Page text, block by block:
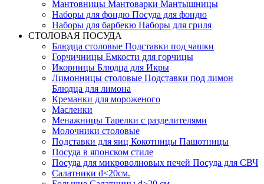
Мантовницы Мантоварки Мантышницы
Наборы для фондю Посуда для фондю
Наборы для барбекю Наборы для гриля
СТОЛОВАЯ ПОСУДА
Блюдца столовые Подставки под чашки
Горчичницы Емкости для горчицы
Икорницы Блюдца для Икры
Лимонницы столовые Подставки под лимон
Блюдца для лимона
Креманки для мороженого
Масленки
Менажницы Тарелки с разделителями
Молочники столовые
Подставки для яиц Кокотницы Пашотницы
Посуда в японском стиле
Посуда для микроволновых печей Посуда для СВЧ
Салатники d<20см.